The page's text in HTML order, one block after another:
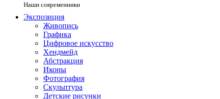
Наши современники
Экспозиция
Живопись
Графика
Цифровое искусство
Хендмейд
Абстракция
Иконы
Фотография
Скульптура
Детские рисунки